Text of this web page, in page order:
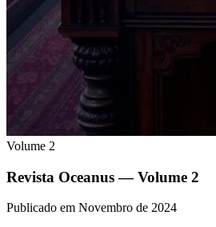
Volume 2
Revista Oceanus — Volume 2
Publicado em Novembro de 2024